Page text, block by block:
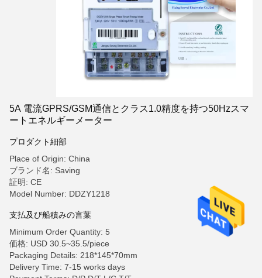
5A 電流GPRS/GSM通信とクラス1.0精度を持つ50Hzスマ
ートエネルギーメーター
プロダクト細部
Place of Origin: China
ブランド名: Saving
証明: CE
Model Number: DDZY1218
支払及び船積みの言葉
Minimum Order Quantity: 5
価格: USD 30.5~35.5/piece
Packaging Details: 218*145*70mm
Delivery Time: 7-15 works days